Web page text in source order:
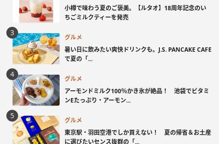
小樽で味わう夏のご褒美。【ルタオ】18周年記念のい
ちごミルクティーを発売
グルメ
暑い日に飲みたい爽快ドリンクも。J.S. PANCAKE CAFE
で夏の「...
グルメ
アーモンドミルク100％かき氷が絶品！ 池袋でビタミ
ンEたっぷり・アーモン...
グルメ
東京駅・羽田空港でしか買えない！ 夏の帰省＆お土産
に選びたいセンス抜群の「...